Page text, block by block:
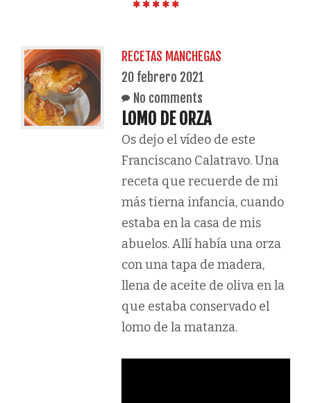
RECETAS MANCHEGAS
20 febrero 2021
No comments
LOMO DE ORZA
Os dejo el vídeo de este
Franciscano Calatravo. Una
receta que recuerde de mi
más tierna infancia, cuando
estaba en la casa de mis
abuelos. Allí había una orza
con una tapa de madera,
llena de aceite de oliva en la
que estaba conservado el
lomo de la matanza.